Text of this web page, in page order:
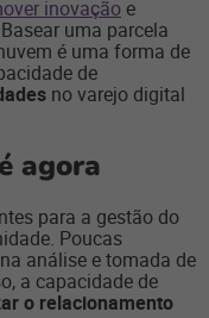
inovação e
uma parcela
é uma forma de
de
no varejo digital
agora
para a gestão do
Poucas
análise e tomada de
a capacidade de
o relacionamento